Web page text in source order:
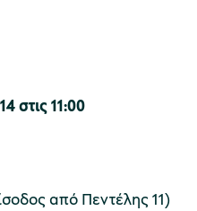
στις 11:00
από Πεντέλης 11)